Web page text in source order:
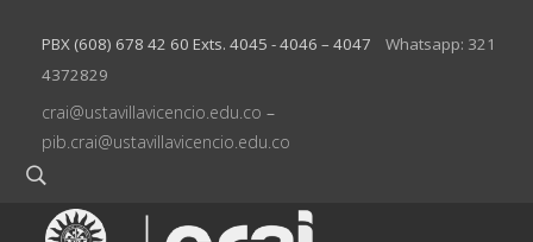
PBX (608) 678 42 60 Exts. 4045 - 4046 – 4047 Whatsapp: 321
4372829
crai@ustavillavicencio.edu.co –
pib.crai@ustavillavicencio.edu.co